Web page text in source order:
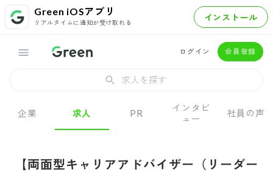
Green iOSアプリ
リアルタイムに通知が受け取れる インストール
ログイン 会員登録
求人を探す
企業 求人 PR
インタビ
ュー
社員の声
【両面型キャリアアドバイザー（リーダー